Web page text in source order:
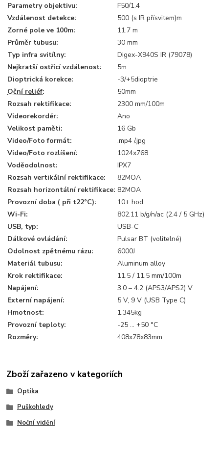
Parametry objektivu:
F50/1.4
Vzdálenost detekce:
500 (s IR přísvitem)m
Zorné pole ve 100m:
11.7 m
Průměr tubusu:
30 mm
Typ infra svitílny:
Digex-X940S IR (79078)
Nejkratší ostřící vzdálenost:
5m
Dioptrická korekce:
-3/+5dioptrie
Oční reliéf:
50mm
Rozsah rektifikace:
2300 mm/100m
Videorekordér:
Ano
Velikost paměti:
16 Gb
Video/Foto formát:
.mp4 /.jpg
Video/Foto rozlíšení:
1024x768
Voděodolnost:
IPX7
Rozsah vertikální rektifikace:
82MOA
Rozsah horizontální rektifikace: 82MOA
Provozní doba ( při t22°C):
10+ hod.
Wi-Fi:
802.11 b/g/n/ac (2.4 / 5 GHz)
USB, typ:
USB-C
Dálkové ovládání:
Pulsar BT (volitelné)
Odolnost zpětnému rázu:
6000J
Materiál tubusu:
Aluminum alloy
Krok rektifikace:
11.5 / 11.5 mm/100m
Napájení:
3.0 – 4.2 (APS3/APS2) V
Externí napájení:
5 V, 9 V (USB Type C)
Hmotnost:
1.345kg
Provozní teploty:
-25 ... +50 °C
Rozměry:
408x78x83mm
Zboží zařazeno v kategoriích
Optika
Puškohledy
Noční vidění